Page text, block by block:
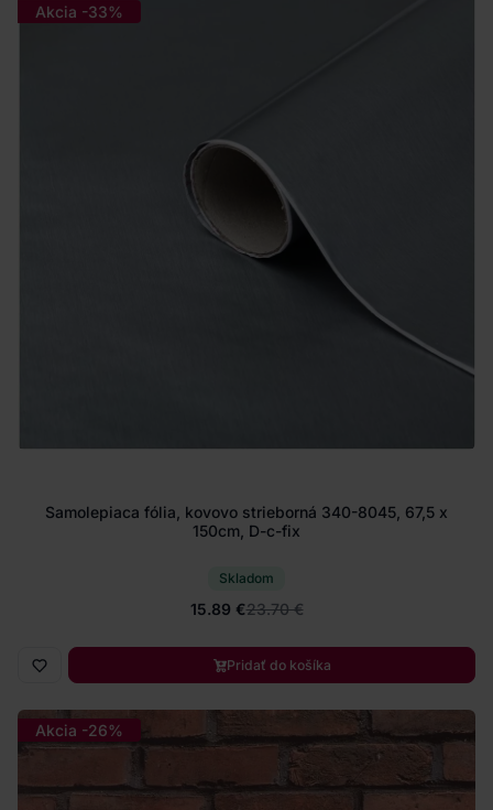
Akcia -33%
Samolepiaca fólia, kovovo strieborná 340-8045, 67,5 x
150cm, D-c-fix
Skladom
15.89 €23.70 €
Pridať do košíka
Akcia -26%